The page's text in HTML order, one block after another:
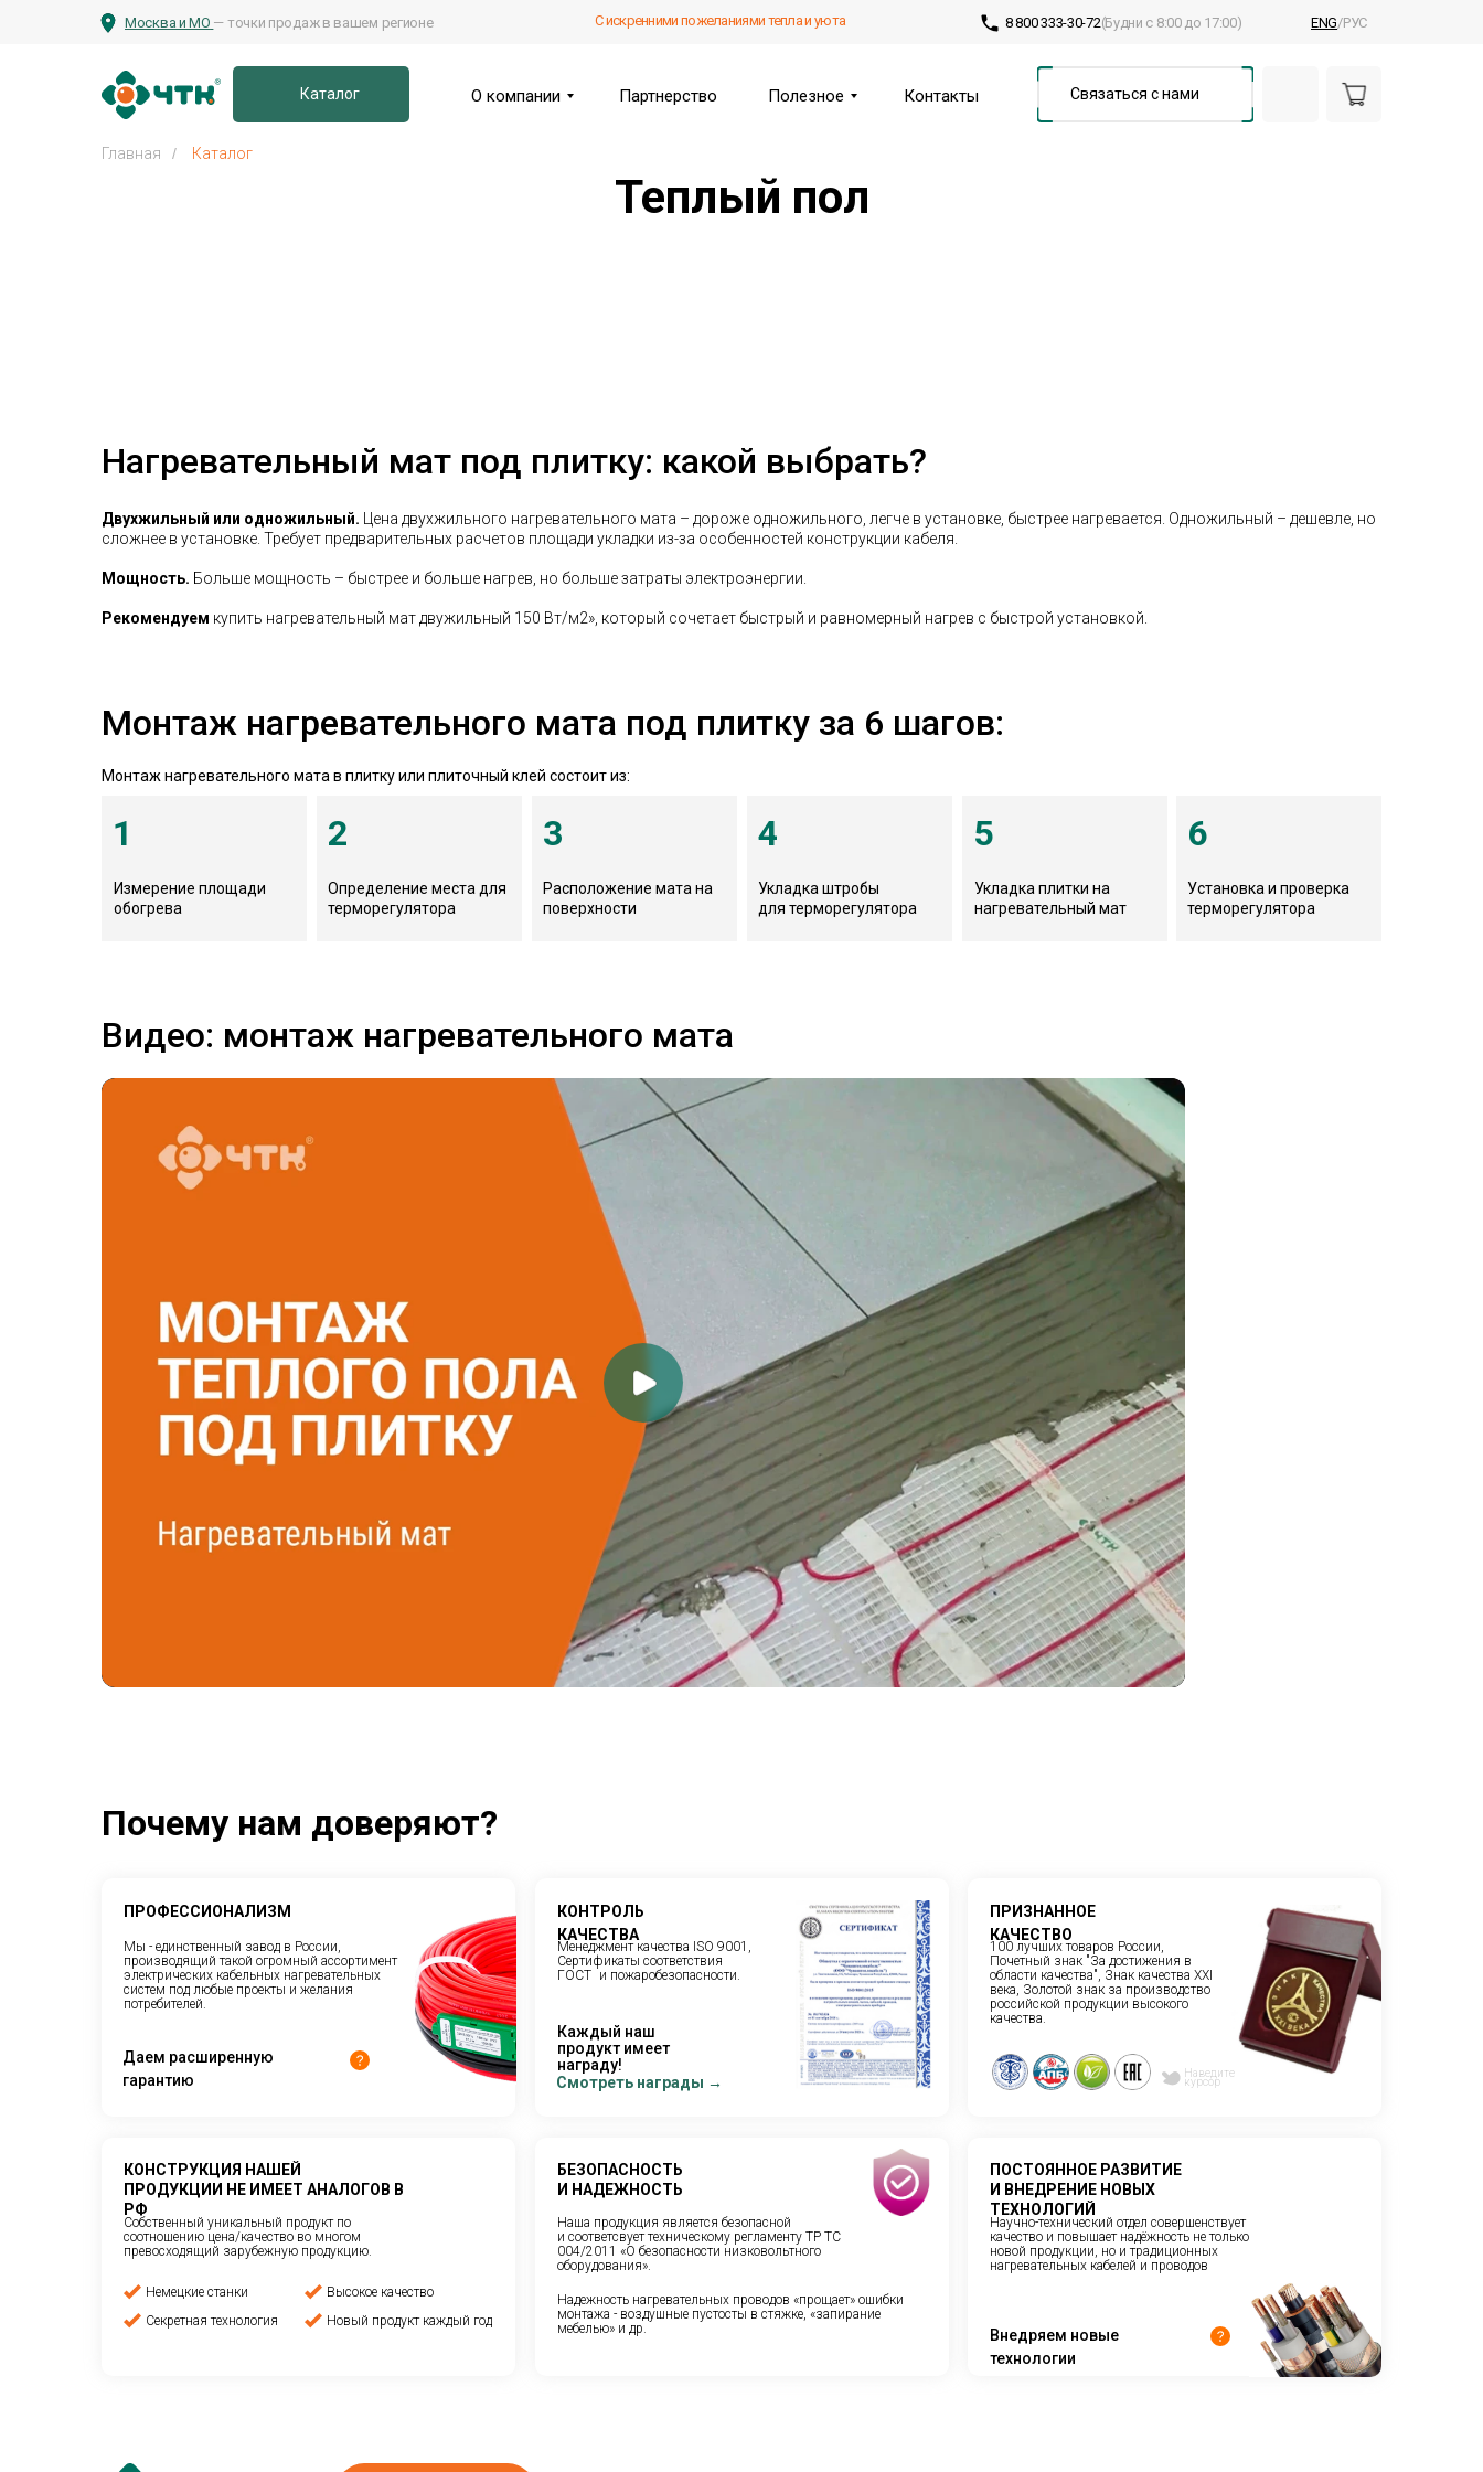
Москва и МО — точки продаж в вашем регионе 8 800 333-30-72(Будни с 8:00 до 17:00) ENG/РУС
С искренними пожеланиями тепла и уюта
Каталог О компании Партнерство Полезное Контакты Связаться с нами
Главная / Каталог
Теплый пол
Нагревательный мат под плитку: какой выбрать?
Двухжильный или одножильный. Цена двухжильного нагревательного мата – дороже одножильного, легче в установке, быстрее нагревается. Одножильный – дешевле, но
сложнее в установке. Требует предварительных расчетов площади укладки из-за особенностей конструкции кабеля.
Мощность. Больше мощность – быстрее и больше нагрев, но больше затраты электроэнергии.
Рекомендуем купить нагревательный мат двужильный 150 Вт/м2», который сочетает быстрый и равномерный нагрев с быстрой установкой.
Монтаж нагревательного мата под плитку за 6 шагов:
Монтаж нагревательного мата в плитку или плиточный клей состоит из:
6
5
4
3
2
1
Установка и проверка
терморегулятора
Укладка плитки на
нагревательный мат
Укладка штробы
для терморегулятора
Расположение мата на
поверхности
Определение места для
терморегулятора
Измерение площади
обогрева
Видео: монтаж нагревательного мата
Почему нам доверяют?
ПРИЗНАННОЕ
КАЧЕСТВО
100 лучших товаров России,
Почетный знак "За достижения в
области качества", Знак качества XXI
века, Золотой знак за производство
российской продукции высокого
качества.
КОНСТРУКЦИЯ НАШЕЙ
ПРОДУКЦИИ НЕ ИМЕЕТ АНАЛОГОВ В
РФ
Секретная технология
Немецкие станки
Новый продукт каждый год
Высокое качество
Собственный уникальный продукт по
соотношению цена/качество во многом
превосходящий зарубежную продукцию.
БЕЗОПАСНОСТЬ
И НАДЕЖНОСТЬ
Надежность нагревательных проводов «прощает» ошибки
монтажа - воздушные пустосты в стяжке, «запирание
мебелью» и др.
Наша продукция является безопасной
и соответсвует техническому регламенту ТР ТС
004/2011 «О безопасности низковольтного
оборудования».
КОНТРОЛЬ
КАЧЕСТВА
Менеджмент качества ISO 9001,
Сертификаты соответствия
ГОСТ и пожаробезопасности.
Каждый наш
продукт имеет
награду!
Смотреть награды →
ПОСТОЯННОЕ РАЗВИТИЕ
И ВНЕДРЕНИЕ НОВЫХ
ТЕХНОЛОГИЙ
Внедряем новые
технологии
Научно-технический отдел совершенствует
качество и повышает надёжность не только
новой продукции, но и традиционных
нагревательных кабелей и проводов
ПРОФЕССИОНАЛИЗМ
Мы - единственный завод в России,
производящий такой огромный ассортимент
электрических кабельных нагревательных
систем под любые проекты и желания
потребителей.
Даем расширенную
гарантию
Наведите
курсор